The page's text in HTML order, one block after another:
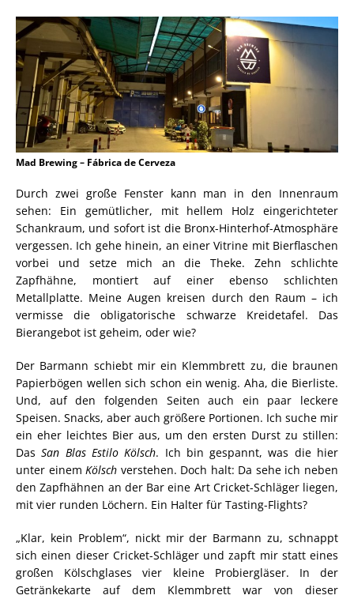
Mad Brewing – Fábrica de Cerveza
Durch zwei große Fenster kann man in den Innenraum
sehen: Ein gemütlicher, mit hellem Holz eingerichteter
Schankraum, und sofort ist die Bronx-Hinterhof-Atmosphäre
vergessen. Ich gehe hinein, an einer Vitrine mit Bierflaschen
vorbei und setze mich an die Theke. Zehn schlichte
Zapfhähne, montiert auf einer ebenso schlichten
Metallplatte. Meine Augen kreisen durch den Raum – ich
vermisse die obligatorische schwarze Kreidetafel. Das
Bierangebot ist geheim, oder wie?
Der Barmann schiebt mir ein Klemmbrett zu, die braunen
Papierbögen wellen sich schon ein wenig. Aha, die Bierliste.
Und, auf den folgenden Seiten auch ein paar leckere
Speisen. Snacks, aber auch größere Portionen. Ich suche mir
ein eher leichtes Bier aus, um den ersten Durst zu stillen:
DasSan Blas Estilo Kölsch. Ich bin gespannt, was die hier
unter einemKölsch verstehen. Doch halt: Da sehe ich neben
den Zapfhähnen an der Bar eine Art Cricket-Schläger liegen,
mit vier runden Löchern. Ein Halter für Tasting-Flights?
„Klar, kein Problem“, nickt mir der Barmann zu, schnappt
sich einen dieser Cricket-Schläger und zapft mir statt eines
großen Kölschglases vier kleine Probiergläser. In der
Getränkekarte auf dem Klemmbrett war von dieser